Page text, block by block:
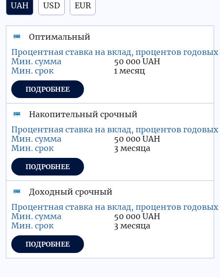
UAH USD EUR
Оптимальный
50 000 UAH
1 месяц
ПОДРОБНЕЕ
Накопительный срочный
50 000 UAH
3 месяца
ПОДРОБНЕЕ
Доходный срочный
50 000 UAH
3 месяца
ПОДРОБНЕЕ